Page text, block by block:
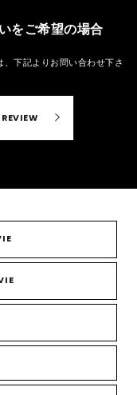
をご希望の場合
下記よりお問い合わせ下さ
REVIEW